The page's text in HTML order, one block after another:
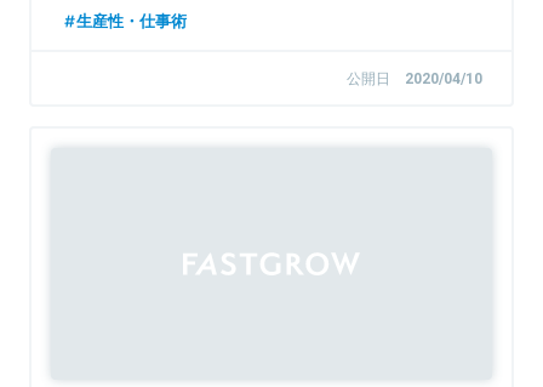
生産性・仕事術
公開日 2020/04/10